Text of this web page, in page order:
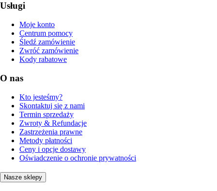
Usługi
Moje konto
Centrum pomocy
Śledź zamówienie
Zwróć zamówienie
Kody rabatowe
O nas
Kto jesteśmy?
Skontaktuj się z nami
Termin sprzedaży
Zwroty & Refundacje
Zastrzeżenia prawne
Metody płatności
Ceny i opcje dostawy
Oświadczenie o ochronie prywatności
Nasze sklepy